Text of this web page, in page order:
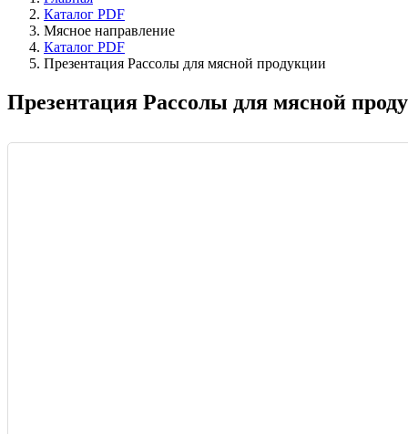
Каталог PDF
Мясное направление
Каталог PDF
Презентация Рассолы для мясной продукции
Презентация Рассолы для мясной